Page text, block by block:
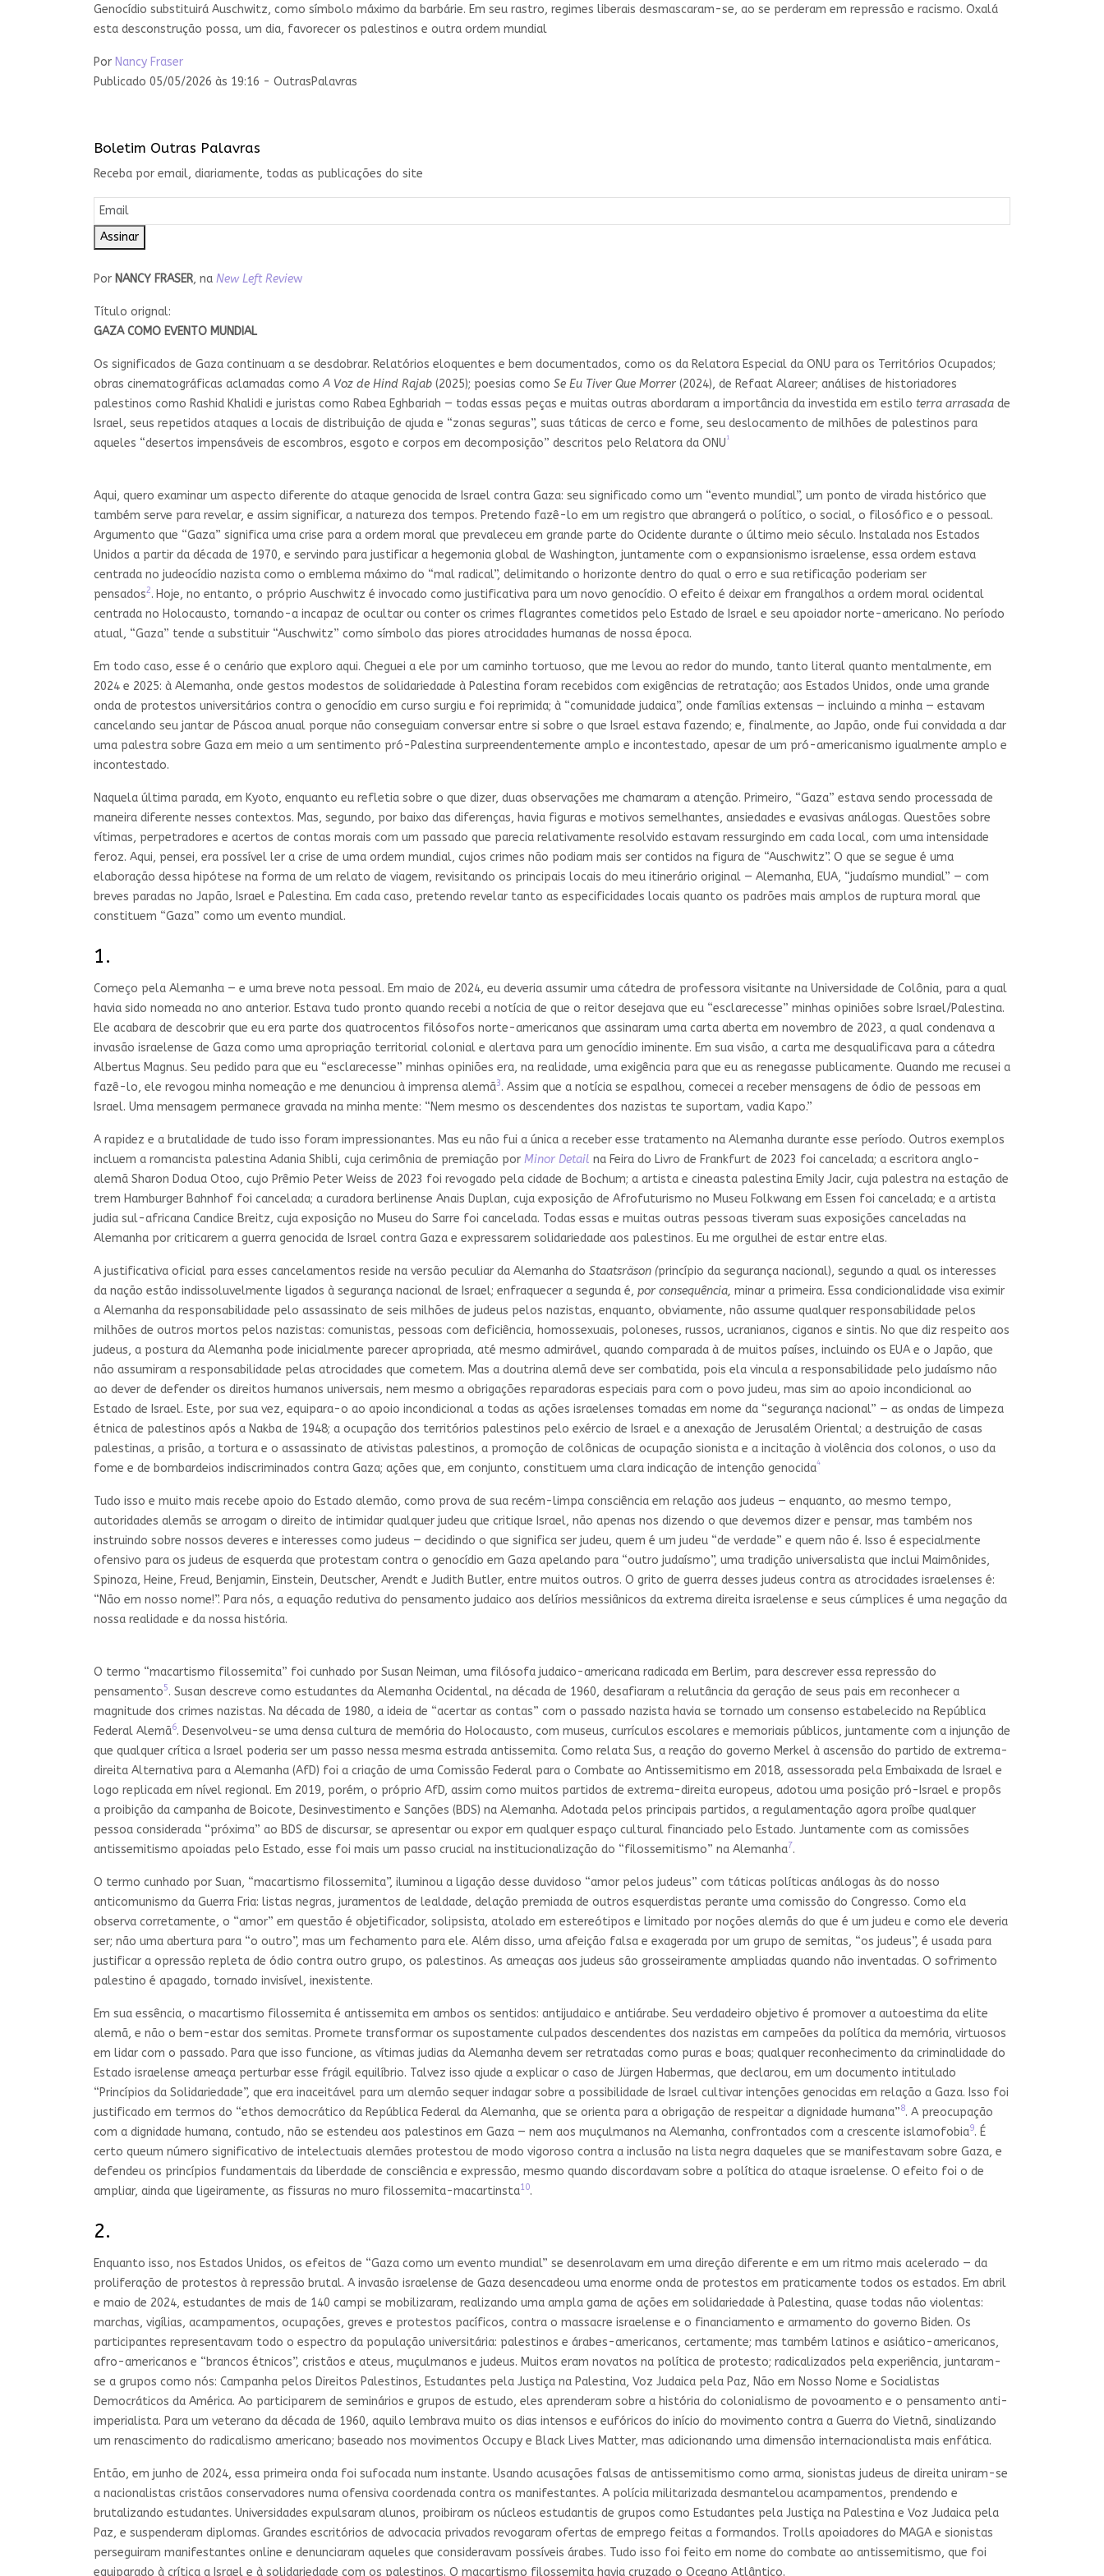
Genocídio substituirá Auschwitz, como símbolo máximo da barbárie. Em seu rastro, regimes liberais desmascaram-se, ao se perderam em repressão e racismo. Oxalá
esta desconstrução possa, um dia, favorecer os palestinos e outra ordem mundial
Por Nancy Fraser
Publicado 05/05/2026 às 19:16 - OutrasPalavras
Boletim Outras Palavras
Receba por email, diariamente, todas as publicações do site
Assinar
Por NANCY FRASER, na New Left Review
Título orignal:
GAZA COMO EVENTO MUNDIAL
Os significados de Gaza continuam a se desdobrar. Relatórios eloquentes e bem documentados, como os da Relatora Especial da ONU para os Territórios Ocupados;
obras cinematográficas aclamadas comoA Voz de Hind Rajab (2025); poesias como Se Eu Tiver Que Morrer (2024), de Refaat Alareer; análises de historiadores
palestinos como Rashid Khalidi e juristas como Rabea Eghbariah — todas essas peças e muitas outras abordaram a importância da investida em estilo terra arrasada de
Israel, seus repetidos ataques a locais de distribuição de ajuda e “zonas seguras”, suas táticas de cerco e fome, seu deslocamento de milhões de palestinos para
aqueles “desertos impensáveis de escombros, esgoto e corpos em decomposição” descritos pelo Relatora da ONU 1
Aqui, quero examinar um aspecto diferente do ataque genocida de Israel contra Gaza: seu significado como um “evento mundial”, um ponto de virada histórico que
também serve para revelar, e assim significar, a natureza dos tempos. Pretendo fazê-lo em um registro que abrangerá o político, o social, o filosófico e o pessoal.
Argumento que “Gaza” significa uma crise para a ordem moral que prevaleceu em grande parte do Ocidente durante o último meio século. Instalada nos Estados
Unidos a partir da década de 1970, e servindo para justificar a hegemonia global de Washington, juntamente com o expansionismo israelense, essa ordem estava
centrada no judeocídio nazista como o emblema máximo do “mal radical”, delimitando o horizonte dentro do qual o erro e sua retificação poderiam ser
pensados2. Hoje, no entanto, o próprio Auschwitz é invocado como justificativa para um novo genocídio. O efeito é deixar em frangalhos a ordem moral ocidental
centrada no Holocausto, tornando-a incapaz de ocultar ou conter os crimes flagrantes cometidos pelo Estado de Israel e seu apoiador norte-americano. No período
atual, “Gaza” tende a substituir “Auschwitz” como símbolo das piores atrocidades humanas de nossa época.
Em todo caso, esse é o cenário que exploro aqui. Cheguei a ele por um caminho tortuoso, que me levou ao redor do mundo, tanto literal quanto mentalmente, em
2024 e 2025: à Alemanha, onde gestos modestos de solidariedade à Palestina foram recebidos com exigências de retratação; aos Estados Unidos, onde uma grande
onda de protestos universitários contra o genocídio em curso surgiu e foi reprimida; à “comunidade judaica”, onde famílias extensas — incluindo a minha — estavam
cancelando seu jantar de Páscoa anual porque não conseguiam conversar entre si sobre o que Israel estava fazendo; e, finalmente, ao Japão, onde fui convidada a dar
uma palestra sobre Gaza em meio a um sentimento pró-Palestina surpreendentemente amplo e incontestado, apesar de um pró-americanismo igualmente amplo e
incontestado.
Naquela última parada, em Kyoto, enquanto eu refletia sobre o que dizer, duas observações me chamaram a atenção. Primeiro, “Gaza” estava sendo processada de
maneira diferente nesses contextos. Mas, segundo, por baixo das diferenças, havia figuras e motivos semelhantes, ansiedades e evasivas análogas. Questões sobre
vítimas, perpetradores e acertos de contas morais com um passado que parecia relativamente resolvido estavam ressurgindo em cada local, com uma intensidade
feroz. Aqui, pensei, era possível ler a crise de uma ordem mundial, cujos crimes não podiam mais ser contidos na figura de “Auschwitz”. O que se segue é uma
elaboração dessa hipótese na forma de um relato de viagem, revisitando os principais locais do meu itinerário original — Alemanha, EUA, “judaísmo mundial” — com
breves paradas no Japão, Israel e Palestina. Em cada caso, pretendo revelar tanto as especificidades locais quanto os padrões mais amplos de ruptura moral que
constituem “Gaza” como um evento mundial.
1.
Começo pela Alemanha — e uma breve nota pessoal. Em maio de 2024, eu deveria assumir uma cátedra de professora visitante na Universidade de Colônia, para a qual
havia sido nomeada no ano anterior. Estava tudo pronto quando recebi a notícia de que o reitor desejava que eu “esclarecesse” minhas opiniões sobre Israel/Palestina.
Ele acabara de descobrir que eu era parte dos quatrocentos filósofos norte-americanos que assinaram uma carta aberta em novembro de 2023, a qual condenava a
invasão israelense de Gaza como uma apropriação territorial colonial e alertava para um genocídio iminente. Em sua visão, a carta me desqualificava para a cátedra
Albertus Magnus. Seu pedido para que eu “esclarecesse” minhas opiniões era, na realidade, uma exigência para que eu as renegasse publicamente. Quando me recusei a
fazê-lo, ele revogou minha nomeação e me denunciou à imprensa alemã3. Assim que a notícia se espalhou, comecei a receber mensagens de ódio de pessoas em
Israel. Uma mensagem permanece gravada na minha mente: “Nem mesmo os descendentes dos nazistas te suportam, vadia Kapo.”
A rapidez e a brutalidade de tudo isso foram impressionantes. Mas eu não fui a única a receber esse tratamento na Alemanha durante esse período. Outros exemplos
incluem a romancista palestina Adania Shibli, cuja cerimônia de premiação por Minor Detail na Feira do Livro de Frankfurt de 2023 foi cancelada; a escritora anglo-
alemã Sharon Dodua Otoo, cujo Prêmio Peter Weiss de 2023 foi revogado pela cidade de Bochum; a artista e cineasta palestina Emily Jacir, cuja palestra na estação de
trem Hamburger Bahnhof foi cancelada; a curadora berlinense Anais Duplan, cuja exposição de Afrofuturismo no Museu Folkwang em Essen foi cancelada; e a artista
judia sul-africana Candice Breitz, cuja exposição no Museu do Sarre foi cancelada. Todas essas e muitas outras pessoas tiveram suas exposições canceladas na
Alemanha por criticarem a guerra genocida de Israel contra Gaza e expressarem solidariedade aos palestinos. Eu me orgulhei de estar entre elas.
A justificativa oficial para esses cancelamentos reside na versão peculiar da Alemanha do Staatsräson (princípio da segurança nacional), segundo a qual os interesses
da nação estão indissoluvelmente ligados à segurança nacional de Israel; enfraquecer a segunda é, por consequência, minar a primeira. Essa condicionalidade visa eximir
a Alemanha da responsabilidade pelo assassinato de seis milhões de judeus pelos nazistas, enquanto, obviamente, não assume qualquer responsabilidade pelos
milhões de outros mortos pelos nazistas: comunistas, pessoas com deficiência, homossexuais, poloneses, russos, ucranianos, ciganos e sintis. No que diz respeito aos
judeus, a postura da Alemanha pode inicialmente parecer apropriada, até mesmo admirável, quando comparada à de muitos países, incluindo os EUA e o Japão, que
não assumiram a responsabilidade pelas atrocidades que cometem. Mas a doutrina alemã deve ser combatida, pois ela vincula a responsabilidade pelo judaísmo não
ao dever de defender os direitos humanos universais, nem mesmo a obrigações reparadoras especiais para com o povo judeu, mas sim ao apoio incondicional ao
Estado de Israel. Este, por sua vez, equipara-o ao apoio incondicional a todas as ações israelenses tomadas em nome da “segurança nacional” — as ondas de limpeza
étnica de palestinos após a Nakba de 1948; a ocupação dos territórios palestinos pelo exércio de Israel e a anexação de Jerusalém Oriental; a destruição de casas
palestinas, a prisão, a tortura e o assassinato de ativistas palestinos, a promoção de colônicas de ocupação sionista e a incitação à violência dos colonos, o uso da
fome e de bombardeios indiscriminados contra Gaza; ações que, em conjunto, constituem uma clara indicação de intenção genocida4
Tudo isso e muito mais recebe apoio do Estado alemão, como prova de sua recém-limpa consciência em relação aos judeus — enquanto, ao mesmo tempo,
autoridades alemãs se arrogam o direito de intimidar qualquer judeu que critique Israel, não apenas nos dizendo o que devemos dizer e pensar, mas também nos
instruindo sobre nossos deveres e interesses como judeus — decidindo o que significa ser judeu, quem é um judeu “de verdade” e quem não é. Isso é especialmente
ofensivo para os judeus de esquerda que protestam contra o genocídio em Gaza apelando para “outro judaísmo”, uma tradição universalista que inclui Maimônides,
Spinoza, Heine, Freud, Benjamin, Einstein, Deutscher, Arendt e Judith Butler, entre muitos outros. O grito de guerra desses judeus contra as atrocidades israelenses é:
“Não em nosso nome!”. Para nós, a equação redutiva do pensamento judaico aos delírios messiânicos da extrema direita israelense e seus cúmplices é uma negação da
nossa realidade e da nossa história.
O termo “macartismo filossemita” foi cunhado por Susan Neiman, uma filósofa judaico-americana radicada em Berlim, para descrever essa repressão do
pensamento5. Susan descreve como estudantes da Alemanha Ocidental, na década de 1960, desafiaram a relutância da geração de seus pais em reconhecer a
magnitude dos crimes nazistas. Na década de 1980, a ideia de “acertar as contas” com o passado nazista havia se tornado um consenso estabelecido na República
Federal Alemã6. Desenvolveu-se uma densa cultura de memória do Holocausto, com museus, currículos escolares e memoriais públicos, juntamente com a injunção de
que qualquer crítica a Israel poderia ser um passo nessa mesma estrada antissemita. Como relata Sus, a reação do governo Merkel à ascensão do partido de extrema-
direita Alternativa para a Alemanha (AfD) foi a criação de uma Comissão Federal para o Combate ao Antissemitismo em 2018, assessorada pela Embaixada de Israel e
logo replicada em nível regional. Em 2019, porém, o próprio AfD, assim como muitos partidos de extrema-direita europeus, adotou uma posição pró-Israel e propôs
a proibição da campanha de Boicote, Desinvestimento e Sanções (BDS) na Alemanha. Adotada pelos principais partidos, a regulamentação agora proíbe qualquer
pessoa considerada “próxima” ao BDS de discursar, se apresentar ou expor em qualquer espaço cultural financiado pelo Estado. Juntamente com as comissões
antissemitismo apoiadas pelo Estado, esse foi mais um passo crucial na institucionalização do “filossemitismo” na Alemanha7.
O termo cunhado por Suan, “macartismo filossemita”, iluminou a ligação desse duvidoso “amor pelos judeus” com táticas políticas análogas às do nosso
anticomunismo da Guerra Fria: listas negras, juramentos de lealdade, delação premiada de outros esquerdistas perante uma comissão do Congresso. Como ela
observa corretamente, o “amor” em questão é objetificador, solipsista, atolado em estereótipos e limitado por noções alemãs do que é um judeu e como ele deveria
ser; não uma abertura para “o outro”, mas um fechamento para ele. Além disso, uma afeição falsa e exagerada por um grupo de semitas, “os judeus”, é usada para
justificar a opressão repleta de ódio contra outro grupo, os palestinos. As ameaças aos judeus são grosseiramente ampliadas quando não inventadas. O sofrimento
palestino é apagado, tornado invisível, inexistente.
Em sua essência, o macartismo filossemita é antissemita em ambos os sentidos: antijudaico e antiárabe. Seu verdadeiro objetivo é promover a autoestima da elite
alemã, e não o bem-estar dos semitas. Promete transformar os supostamente culpados descendentes dos nazistas em campeões da política da memória, virtuosos
em lidar com o passado. Para que isso funcione, as vítimas judias da Alemanha devem ser retratadas como puras e boas; qualquer reconhecimento da criminalidade do
Estado israelense ameaça perturbar esse frágil equilíbrio. Talvez isso ajude a explicar o caso de Jürgen Habermas, que declarou, em um documento intitulado
“Princípios da Solidariedade”, que era inaceitável para um alemão sequer indagar sobre a possibilidade de Israel cultivar intenções genocidas em relação a Gaza. Isso foi
justificado em termos do “ethos democrático da República Federal da Alemanha, que se orienta para a obrigação de respeitar a dignidade humana”8. A preocupação
com a dignidade humana, contudo, não se estendeu aos palestinos em Gaza — nem aos muçulmanos na Alemanha, confrontados com a crescente islamofobia9. É
certo queum número significativo de intelectuais alemães protestou de modo vigoroso contra a inclusão na lista negra daqueles que se manifestavam sobre Gaza, e
defendeu os princípios fundamentais da liberdade de consciência e expressão, mesmo quando discordavam sobre a política do ataque israelense. O efeito foi o de
ampliar, ainda que ligeiramente, as fissuras no muro filossemita-macartinsta10.
2.
Enquanto isso, nos Estados Unidos, os efeitos de “Gaza como um evento mundial” se desenrolavam em uma direção diferente e em um ritmo mais acelerado — da
proliferação de protestos à repressão brutal. A invasão israelense de Gaza desencadeou uma enorme onda de protestos em praticamente todos os estados. Em abril
e maio de 2024, estudantes de mais de 140 campi se mobilizaram, realizando uma ampla gama de ações em solidariedade à Palestina, quase todas não violentas:
marchas, vigílias, acampamentos, ocupações, greves e protestos pacíficos, contra o massacre israelense e o financiamento e armamento do governo Biden. Os
participantes representavam todo o espectro da população universitária: palestinos e árabes-americanos, certamente; mas também latinos e asiático-americanos,
afro-americanos e “brancos étnicos”, cristãos e ateus, muçulmanos e judeus. Muitos eram novatos na política de protesto; radicalizados pela experiência, juntaram-
se a grupos como nós: Campanha pelos Direitos Palestinos, Estudantes pela Justiça na Palestina, Voz Judaica pela Paz, Não em Nosso Nome e Socialistas
Democráticos da América. Ao participarem de seminários e grupos de estudo, eles aprenderam sobre a história do colonialismo de povoamento e o pensamento anti-
imperialista. Para um veterano da década de 1960, aquilo lembrava muito os dias intensos e eufóricos do início do movimento contra a Guerra do Vietnã, sinalizando
um renascimento do radicalismo americano; baseado nos movimentos Occupy e Black Lives Matter, mas adicionando uma dimensão internacionalista mais enfática.
Então, em junho de 2024, essa primeira onda foi sufocada num instante. Usando acusações falsas de antissemitismo como arma, sionistas judeus de direita uniram-se
a nacionalistas cristãos conservadores numa ofensiva coordenada contra os manifestantes. A polícia militarizada desmantelou acampamentos, prendendo e
brutalizando estudantes. Universidades expulsaram alunos, proibiram os núcleos estudantis de grupos como Estudantes pela Justiça na Palestina e Voz Judaica pela
Paz, e suspenderam diplomas. Grandes escritórios de advocacia privados revogaram ofertas de emprego feitas a formandos. Trolls apoiadores do MAGA e sionistas
perseguiram manifestantes online e denunciaram aqueles que consideravam possíveis árabes. Tudo isso foi feito em nome do combate ao antissemitismo, que foi
equiparado à crítica a Israel e à solidariedade com os palestinos. O macartismo filossemita havia cruzado o Oceano Atlântico.